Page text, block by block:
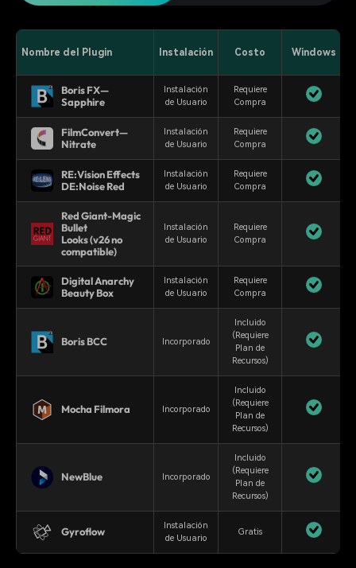
Nombre del Plugin Instalación Costo Windows
Boris FX—
Sapphire
Instalación
de Usuario
Requiere
Compra
FilmConvert—
Nitrate
Instalación
de Usuario
Requiere
Compra
RE:Vision Effects
DE:Noise Red
Instalación
de Usuario
Requiere
Compra
Red Giant-Magic
Bullet
Looks (v26 no
compatible)
Instalación
de Usuario
Requiere
Compra
Digital Anarchy
Beauty Box
Instalación
de Usuario
Requiere
Compra
Boris BCC Incorporado
Incluido
(Requiere
Plan de
Recursos)
Mocha Filmora Incorporado
Incluido
(Requiere
Plan de
Recursos)
NewBlue Incorporado
Incluido
(Requiere
Plan de
Recursos)
Gyroflow
Instalación
de Usuario
Gratis